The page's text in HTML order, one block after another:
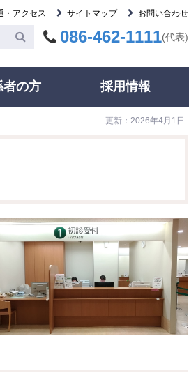
・アクセス サイトマップ お問い合わせ
086-462-1111(代表)
ープ
）開
相談窓口・お問い合わせ
医療福祉相談
施設・駐車情報のご案内
電子的診療情報連携体制
整備加算、電子的歯科診
後発医薬品のある先発医
人材育成
ＮＣＤデータベース事業
者の方
おける二次的所見への対応
採用情報
更新：2026年4月1日